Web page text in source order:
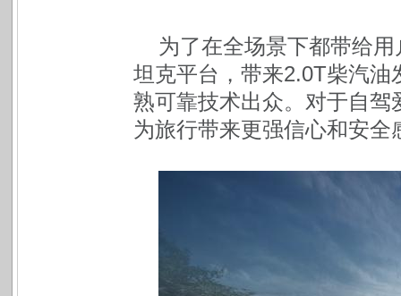
为了在全场景下都带给
坦克平台，带来2.0T柴汽油
熟可靠技术出众。对于自
为旅行带来更强信心和安